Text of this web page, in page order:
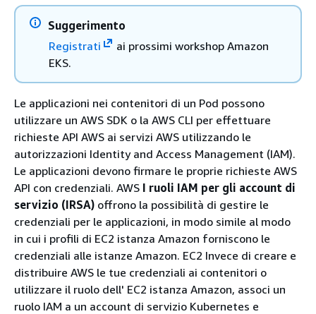
Suggerimento
Registrati
ai prossimi workshop Amazon
EKS.
Le applicazioni nei contenitori di un Pod possono
utilizzare un AWS SDK o la AWS CLI per effettuare
richieste API AWS ai servizi AWS utilizzando le
autorizzazioni Identity and Access Management (IAM).
Le applicazioni devono firmare le proprie richieste AWS
API con credenziali. AWS I ruoli IAM per gli account di
servizio (IRSA) offrono la possibilità di gestire le
credenziali per le applicazioni, in modo simile al modo
in cui i profili di EC2 istanza Amazon forniscono le
credenziali alle istanze Amazon. EC2 Invece di creare e
distribuire AWS le tue credenziali ai contenitori o
utilizzare il ruolo dell' EC2 istanza Amazon, associ un
ruolo IAM a un account di servizio Kubernetes e